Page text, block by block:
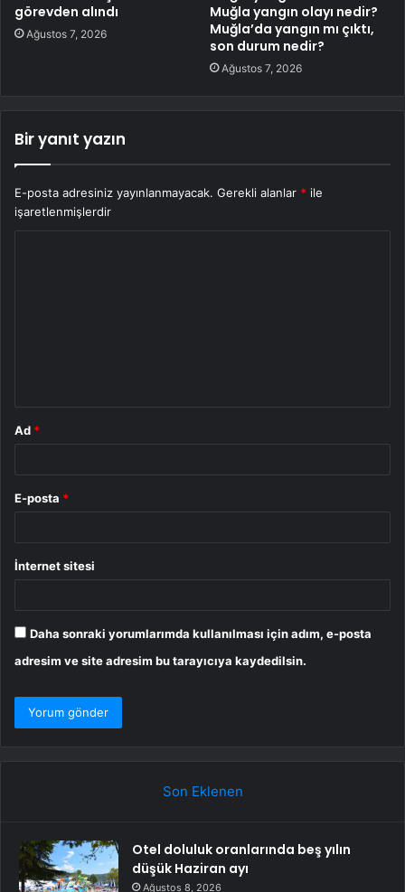
görevden alındı
Ağustos 7, 2026
Muğla yangın olayı nedir?
Muğla’da yangın mı çıktı,
son durum nedir?
Ağustos 7, 2026
Bir yanıt yazın
E-posta adresiniz yayınlanmayacak. Gerekli alanlar * ile
işaretlenmişlerdir
Ad *
E-posta *
İnternet sitesi
Daha sonraki yorumlarımda kullanılması için adım, e-posta
adresim ve site adresim bu tarayıcıya kaydedilsin.
Son Eklenen
Otel doluluk oranlarında beş yılın
düşük Haziran ayı
Ağustos 8, 2026